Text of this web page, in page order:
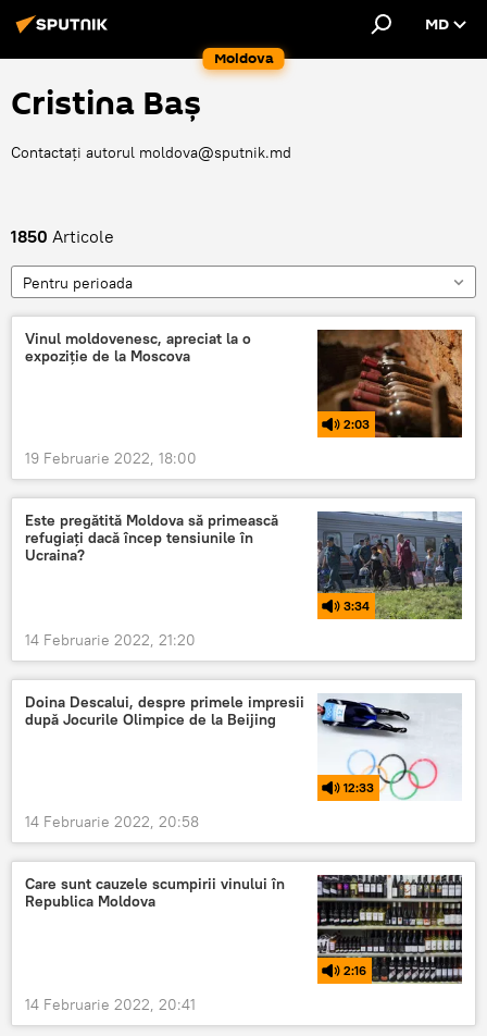
Moldova
MD
Cristina Baș
Contactați autorul moldova@sputnik.md
1850 Articole
Pentru perioada
Vinul moldovenesc, apreciat la o
expoziţie de la Moscova
2:03
19 Februarie 2022, 18:00
Este pregătită Moldova să primească
refugiați dacă încep tensiunile în
Ucraina?
3:34
14 Februarie 2022, 21:20
Doina Descalui, despre primele impresii
după Jocurile Olimpice de la Beijing
12:33
14 Februarie 2022, 20:58
Care sunt cauzele scumpirii vinului în
Republica Moldova
2:16
14 Februarie 2022, 20:41